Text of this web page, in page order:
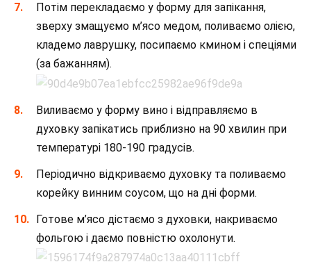
Потім перекладаємо у форму для запікання,
зверху змащуємо м’ясо медом, поливаємо олією,
кладемо лаврушку, посипаємо кмином і спеціями
(за бажанням).
Виливаємо у форму вино і відправляємо в
духовку запікатись приблизно на 90 хвилин при
температурі 180-190 градусів.
Періодично відкриваємо духовку та поливаємо
корейку винним соусом, що на дні форми.
Готове м’ясо дістаємо з духовки, накриваємо
фольгою і даємо повністю охолонути.